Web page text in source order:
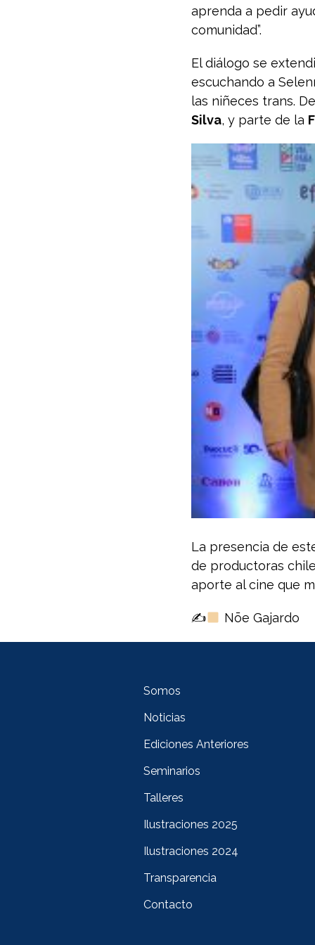
aprenda a pedir
comunidad”.
El diálogo se
escuchando a
las niñeces trans.
Silva, y parte de la
La presencia de
de productoras
aporte al cine que
✍ Nōe Gajardo
Somos
Noticias
Ediciones Anteriores
Seminarios
Talleres
Ilustraciones 2025
Ilustraciones 2024
Transparencia
Contacto